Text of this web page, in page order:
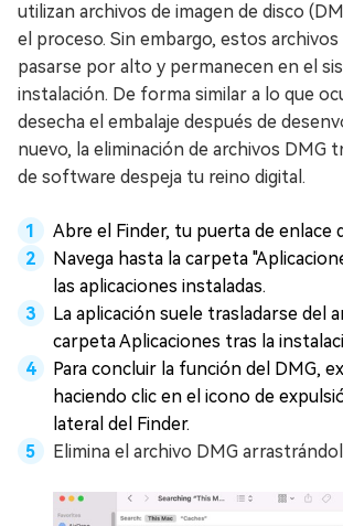
utilizan archivos de imagen de disco
el proceso. Sin embargo, estos
pasarse por alto y permanecen en el
instalación. De forma similar a lo que
desecha el embalaje después de
nuevo, la eliminación de archivos DMG
de software despeja tu reino digital.
Abre el Finder, tu puerta de enlace
Navega hasta la carpeta
las aplicaciones instaladas.
La aplicación suele trasladarse del
carpeta Aplicaciones tras la
Para concluir la función del DMG,
haciendo clic en el icono de
lateral del Finder.
Elimina el archivo DMG